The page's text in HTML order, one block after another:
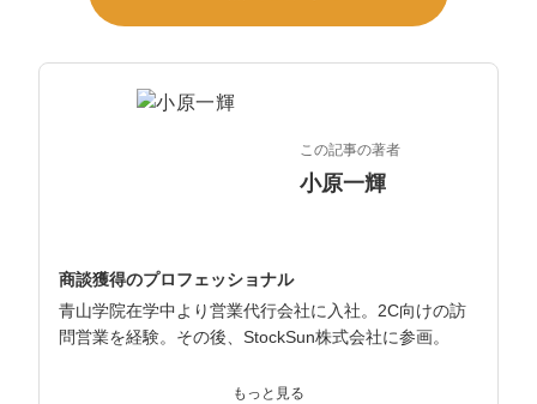
この記事の著者
小原一輝
商談獲得のプロフェッショナル
青山学院在学中より営業代行会社に入社。2C向けの訪
問営業を経験。その後、StockSun株式会社に参画。
インサイドセールス立ち上げ、テレアポ部隊立ち上げな
もっと見る